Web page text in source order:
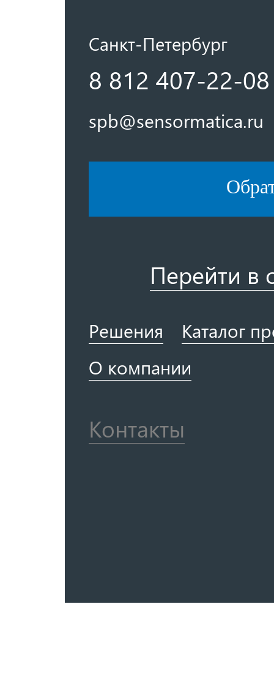
Санкт-Петербург
8 812 407-22-08
spb@sensormatica.ru
Перейти в
Решения
Каталог
О компании
Контакты